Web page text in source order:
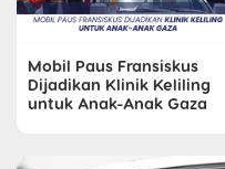
Mobil Paus Fransiskus
Dijadikan Klinik Keliling
untuk Anak-Anak Gaza